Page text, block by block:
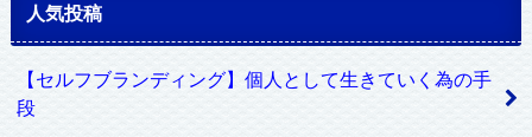
人気投稿
【セルフブランディング】個人として生きていく為の手
段